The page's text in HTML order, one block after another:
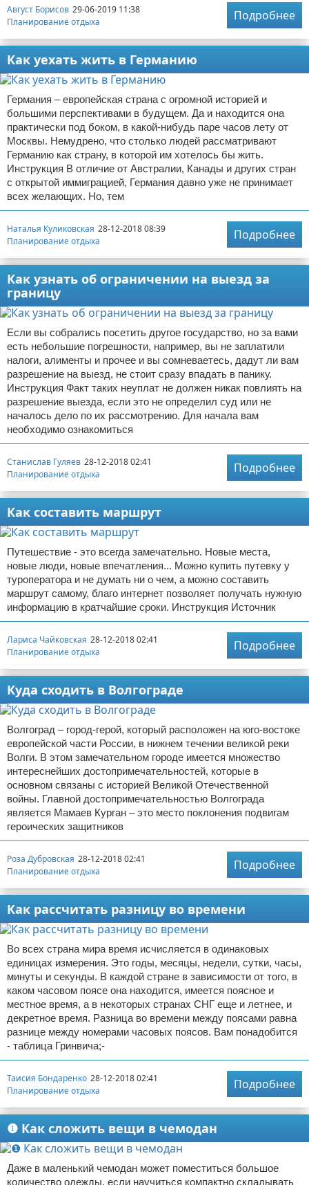
Август Борисов 29-06-2019 11:38
Планирование отдыха
Подробнее
Как уехать жить в Германию
Германия – европейская страна с огромной историей и
большими перспективами в будущем. Да и находится она
практически под боком, в какой-нибудь паре часов лету от
Москвы. Немудрено, что столько людей рассматривают
Германию как страну, в которой им хотелось бы жить.
Инструкция В отличие от Австралии, Канады и других стран
с открытой иммиграцией, Германия давно уже не принимает
всех желающих. Но, тем
Наталья Куликовская 28-12-2018 08:39
Планирование отдыха
Подробнее
Как узнать об ограничении на выезд за
границу
Если вы собрались посетить другое государство, но за вами
есть небольшие погрешности, например, вы не заплатили
налоги, алименты и прочее и вы сомневаетесь, дадут ли вам
разрешение на выезд, не стоит сразу впадать в панику.
Инструкция Факт таких неуплат не должен никак повлиять на
разрешение выезда, если это не определил суд или не
началось дело по их рассмотрению. Для начала вам
необходимо ознакомиться
Станислав Гуляев 28-12-2018 02:41
Планирование отдыха
Подробнее
Как составить маршрут
Путешествие - это всегда замечательно. Новые места,
новые люди, новые впечатления... Можно купить путевку у
туроператора и не думать ни о чем, а можно составить
маршрут самому, благо интернет позволяет получать нужную
информацию в кратчайшие сроки. Инструкция Источник
Лариса Чайковская 28-12-2018 02:41
Планирование отдыха
Подробнее
Куда сходить в Волгограде
Волгоград – город-герой, который расположен на юго-востоке
европейской части России, в нижнем течении великой реки
Волги. В этом замечательном городе имеется множество
интереснейших достопримечательностей, которые в
основном связаны с историей Великой Отечественной
войны. Главной достопримечательностью Волгограда
является Мамаев Курган – это место поклонения подвигам
героических защитников
Роза Дубровская 28-12-2018 02:41
Планирование отдыха
Подробнее
Как рассчитать разницу во времени
Во всех страна мира время исчисляется в одинаковых
единицах измерения. Это годы, месяцы, недели, сутки, часы,
минуты и секунды. В каждой стране в зависимости от того, в
каком часовом поясе она находится, имеется поясное и
местное время, а в некоторых странах СНГ еще и летнее, и
декретное время. Разница во времени между поясами равна
разнице между номерами часовых поясов. Вам понадобится
- таблица Гринвича;-
Таисия Бондаренко 28-12-2018 02:41
Планирование отдыха
Подробнее
❶ Как сложить вещи в чемодан
Даже в маленький чемодан может поместиться большое
количество одежды, если научиться компактно складывать